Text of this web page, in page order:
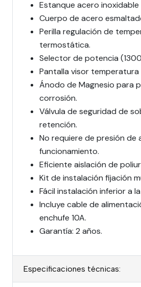
Estanque acero
Cuerpo de acero
Perilla regulación de
termostática.
Selector de potencia
Pantalla visor temperatura
Ánodo de Magnesio para
corrosión.
Válvula de seguridad de
retención.
No requiere de presión de
funcionamiento.
Eficiente aislación de
Kit de instalación fijación
Fácil instalación inferior a
Incluye cable de
enchufe 10A.
Garantía: 2 años.
Especificaciones técnicas: